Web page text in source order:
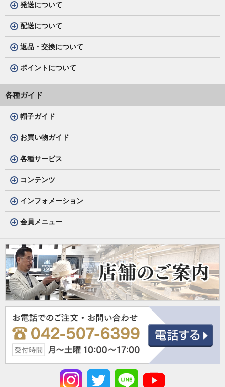
発送について
配送について
返品・交換について
ポイントについて
各種ガイド
帽子ガイド
お買い物ガイド
各種サービス
コンテンツ
インフォメーション
会員メニュー